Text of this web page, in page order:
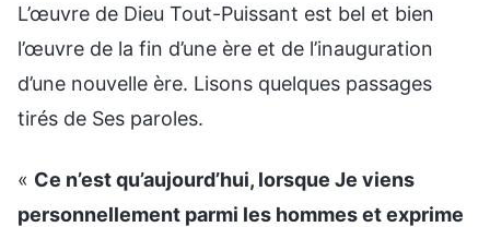
L’œuvre de Dieu Tout-Puissant est bel et bien
l’œuvre de la fin d’une ère et de l’inauguration
d’une nouvelle ère. Lisons quelques passages
tirés de Ses paroles.
« Ce n’est qu’aujourd’hui, lorsque Je viens
personnellement parmi les hommes et exprime